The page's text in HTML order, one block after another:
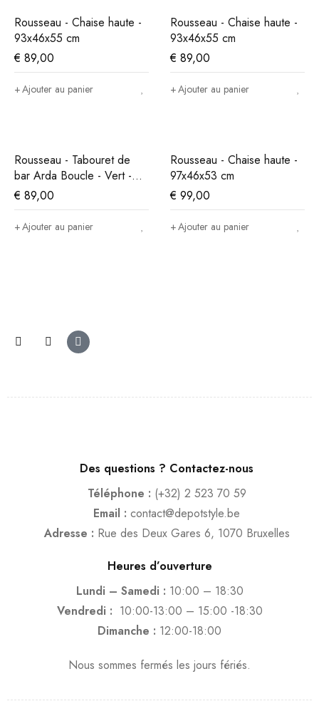
Rousseau - Chaise haute -
93x46x55 cm
€ 89,00
Ajouter au panier
Rousseau - Chaise haute -
93x46x55 cm
€ 89,00
Ajouter au panier
Rousseau - Tabouret de
bar Arda Boucle - Vert -
86x49x46 cm
€ 89,00
Ajouter au panier
Rousseau - Chaise haute -
97x46x53 cm
€ 99,00
Ajouter au panier
Des questions ? Contactez-nous
Téléphone : (+32) 2 523 70 59
Email : contact@depotstyle.be
Adresse : Rue des Deux Gares 6, 1070 Bruxelles
Heures d’ouverture
Lundi – Samedi : 10:00 – 18:30
Vendredi : 10:00-13:00 – 15:00 -18:30
Dimanche : 12:00-18:00
Nous sommes fermés les jours fériés.